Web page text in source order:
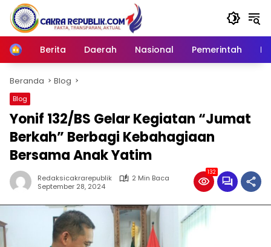
Langsung
konten
Home
Berita Daerah Nasional Pemerintah
Beranda Blog
Blog
Yonif 132/BS Gelar Kegiatan “Jumat
Berkah” Berbagi Kebahagiaan
Bersama Anak Yatim
Redaksicakrarepublik
2 Min Baca
September 28, 2024
132